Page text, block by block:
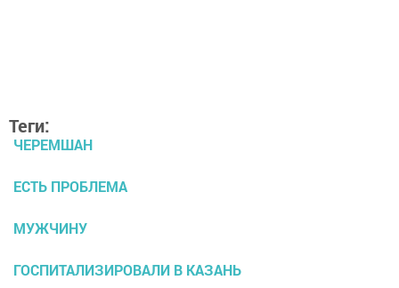
Теги:
ЧЕРЕМШАН
ЕСТЬ ПРОБЛЕМА
МУЖЧИНУ
ГОСПИТАЛИЗИРОВАЛИ В КАЗАНЬ